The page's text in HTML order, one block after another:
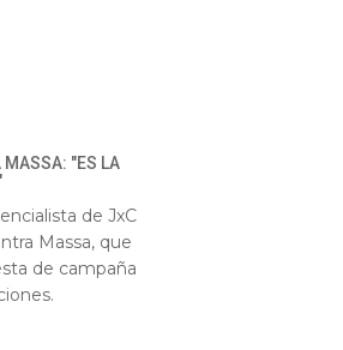
MASSA: "ES LA
de JxC
Massa, que
de campaña